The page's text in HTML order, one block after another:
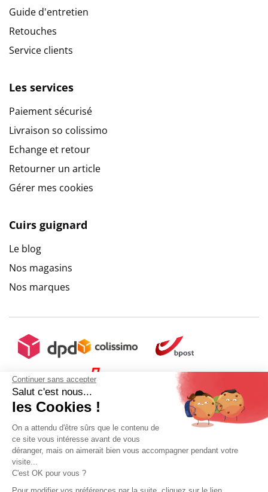
Continuer sans accepter
Salut c'est nous...
les Cookies !
On a attendu d'être sûrs que le contenu de
ce site vous intéresse avant de vous
déranger, mais on aimerait bien vous accompagner pendant votre
visite...
C'est OK pour vous ?
Pour modifier vos préférences par la suite, cliquez sur le lien
Guide d'entretien
Retouches
Service clients
Les services
Paiement sécurisé
Livraison so colissimo
Echange et retour
Retourner un article
Gérer mes cookies
Cuirs guignard
Le blog
Nos magasins
Nos marques